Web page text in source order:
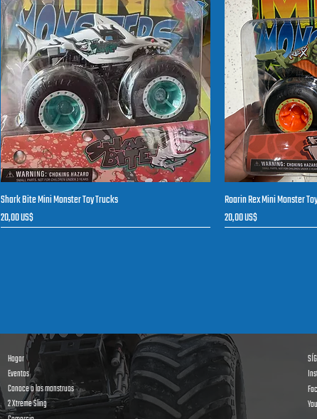
Vista rápida
Shark Bite Mini Monster Toy Trucks
Precio
20,00 US$
Roarin Rex Mini Monster
Precio
20,00 US$
Hogar
Eventos
Conoce a los monstruos
2 Xtreme Sling